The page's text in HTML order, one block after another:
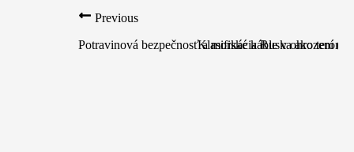
Previous
Potravinová bezpečnosť a morské káble v ohrození
Klasifikácia Ruska ako